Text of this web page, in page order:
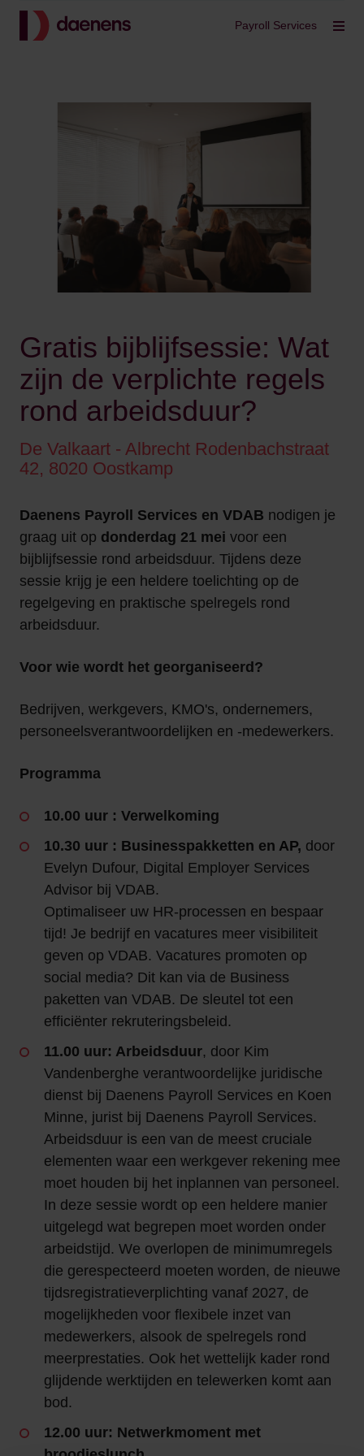
Terug Payroll Services
Gratis bijblijfsessie: Wat
zijn de verplichte regels
rond arbeidsduur?
De Valkaart - Albrecht Rodenbachstraat
42, 8020 Oostkamp
Daenens Payroll Services en VDAB nodigen je
graag uit op donderdag 21 mei voor een
bijblijfsessie rond arbeidsduur. Tijdens deze
sessie krijg je een heldere toelichting op de
regelgeving en praktische spelregels rond
arbeidsduur.
Voor wie wordt het georganiseerd?
Bedrijven, werkgevers, KMO's, ondernemers,
personeelsverantwoordelijken en -medewerkers.
Programma
10.00 uur : Verwelkoming
10.30 uur : Businesspakketten en AP, door
Evelyn Dufour, Digital Employer Services
Advisor bij VDAB.
Optimaliseer uw HR-processen en bespaar
tijd! Je bedrijf en vacatures meer visibiliteit
geven op VDAB. Vacatures promoten op
social media? Dit kan via de Business
paketten van VDAB. De sleutel tot een
efficiënter rekruteringsbeleid.
11.00 uur: Arbeidsduur, door Kim
Vandenberghe verantwoordelijke juridische
dienst bij Daenens Payroll Services en Koen
Minne, jurist bij Daenens Payroll Services.
Arbeidsduur is een van de meest cruciale
elementen waar een werkgever rekening mee
moet houden bij het inplannen van personeel.
In deze sessie wordt op een heldere manier
uitgelegd wat begrepen moet worden onder
arbeidstijd. We overlopen de minimumregels
die gerespecteerd moeten worden, de nieuwe
tijdsregistratieverplichting vanaf 2027, de
mogelijkheden voor flexibele inzet van
medewerkers, alsook de spelregels rond
meerprestaties. Ook het wettelijk kader rond
glijdende werktijden en telewerken komt aan
bod.
12.00 uur: Netwerkmoment met